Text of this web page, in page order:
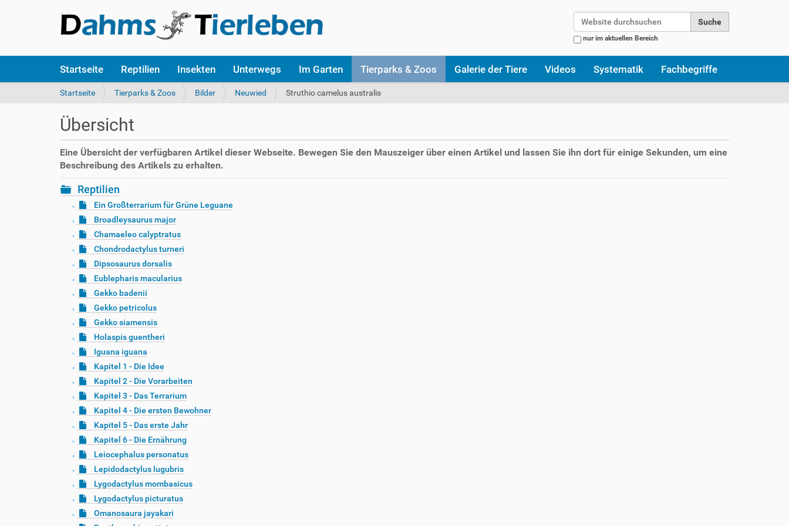
nur im aktuellen Bereich
k
Startseite Reptilien Insekten Unterwegs Im Garten Tierparks & Zoos Galerie der Tiere Videos Systematik Fachbegriffe
S
e
s
i
n
d
i
e
Startseite Tierparks & Zoos Bilder Neuwied Struthio camelus australis
Übersicht
Eine Übersicht der verfügbaren Artikel dieser Webseite. Bewegen Sie den Mauszeiger über einen Artikel und lassen Sie ihn dort für einige Sekunden, um eine
Beschreibung des Artikels zu erhalten.
Reptilien
Ein Großterrarium für Grüne Leguane
Broadleysaurus major
Chamaeleo calyptratus
Chondrodactylus turneri
Dipsosaurus dorsalis
Eublepharis macularius
Gekko badenii
Gekko petricolus
Gekko siamensis
Holaspis guentheri
Iguana iguana
Kapitel 1 - Die Idee
Kapitel 2 - Die Vorarbeiten
Kapitel 3 - Das Terrarium
Kapitel 4 - Die ersten Bewohner
Kapitel 5 - Das erste Jahr
Kapitel 6 - Die Ernährung
Leiocephalus personatus
Lepidodactylus lugubris
Lygodactylus mombasicus
Lygodactylus picturatus
Omanosaura jayakari